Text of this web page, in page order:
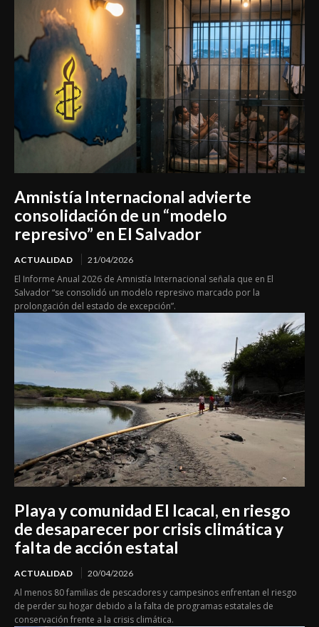
Amnistía Internacional advierte
consolidación de un “modelo
represivo” en El Salvador
ACTUALIDAD 21/04/2026
El Informe Anual 2026 de Amnistía Internacional señala que en El
Salvador “se consolidó un modelo represivo marcado por la
prolongación del estado de excepción”.
Playa y comunidad El Icacal, en riesgo
de desaparecer por crisis climática y
falta de acción estatal
ACTUALIDAD 20/04/2026
Al menos 80 familias de pescadores y campesinos enfrentan el riesgo
de perder su hogar debido a la falta de programas estatales de
conservación frente a la crisis climática.